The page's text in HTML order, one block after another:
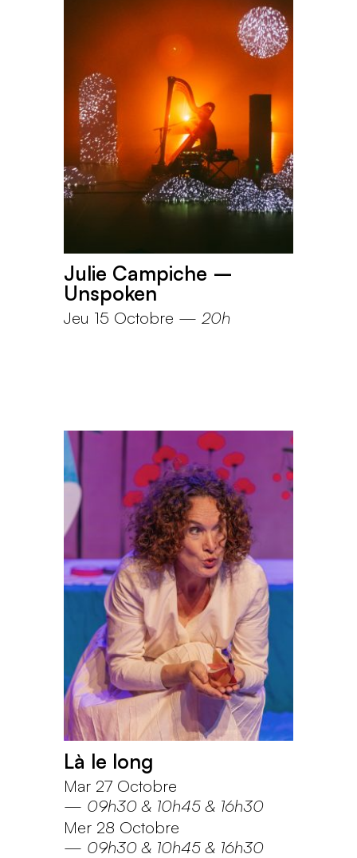
Julie Campiche –
Unspoken
Jeu 15 Octobre — 20h
Là le long
Mar 27 Octobre
— 09h30 10h45
16h30
Mer 28 Octobre
— 09h30 10h45 16h30